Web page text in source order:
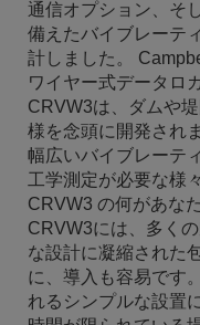
通信オプション、そ
備えたバイブレーテ
計しました。
ワイヤー式データロ
CRVW3は、ダムや
様を念頭に開発され
幅広いバイブレーテ
工学測定が必要な様
CRVW3 の何があな
CRVW3には、多く
な設計に凝縮された
に、導入も容易です
れるシンプルな設置